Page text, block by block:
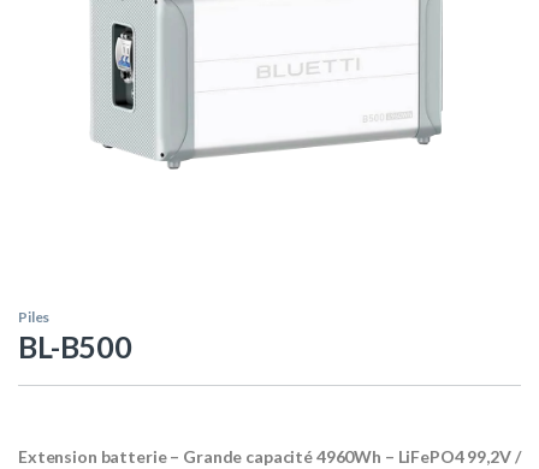
Piles
BL-B500
Extension batterie – Grande capacité 4960Wh – LiFePO4 99,2V /